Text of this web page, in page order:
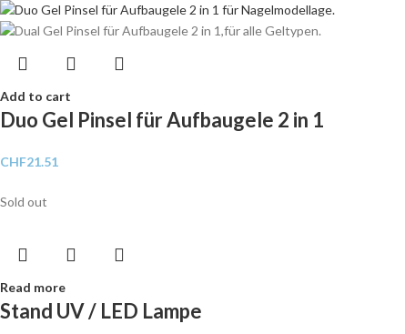
Add to cart
Duo Gel Pinsel für Aufbaugele 2 in 1
CHF21.51
Sold out
Read more
Stand UV / LED Lampe